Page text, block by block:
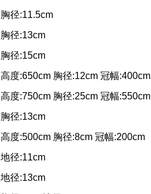
胸径:11.5cm
胸径:13cm
胸径:15cm
高度:650cm 胸径:12cm 冠幅:400cm
高度:750cm 胸径:25cm 冠幅:550cm
胸径:13cm
高度:500cm 胸径:8cm 冠幅:200cm
地径:11cm
地径:13cm